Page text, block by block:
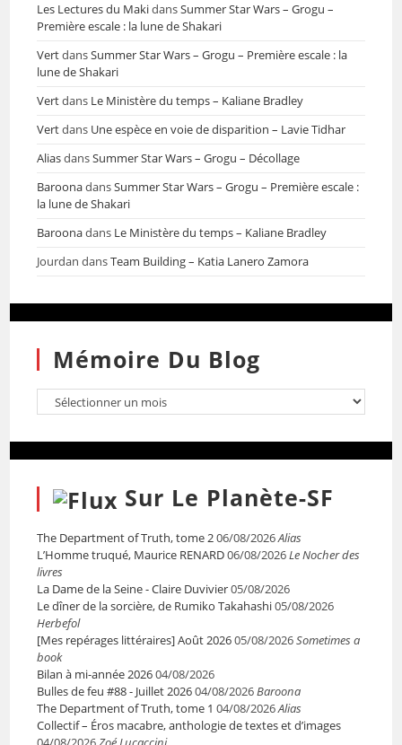
Les Lectures du MakidansSummer Star Wars – Grogu –
Première escale : la lune de Shakari
VertdansSummer Star Wars – Grogu – Première escale : la
lune de Shakari
Vertdans Le Ministère du temps – Kaliane Bradley
Vertdans Une espèce en voie de disparition – Lavie Tidhar
AliasdansSummer Star Wars – Grogu – Décollage
BaroonadansSummer Star Wars – Grogu – Première escale :
la lune de Shakari
Baroonadans Le Ministère du temps – Kaliane Bradley
Jourdan dansTeam Building – Katia Lanero Zamora
Mémoire Du Blog
Sur Le Planète-SF
The Department of Truth, tome 206/08/2026Alias
L’Homme truqué, Maurice RENARD06/08/2026Le Nocher des
livres
La Dame de la Seine - Claire Duvivier05/08/2026
Le dîner de la sorcière, de Rumiko Takahashi05/08/2026
Herbefol
[Mes repérages littéraires] Août 202605/08/2026Sometimes a
book
Bilan à mi-année 202604/08/2026
Bulles de feu #88 - Juillet 202604/08/2026Baroona
The Department of Truth, tome 1 04/08/2026Alias
Collectif – Éros macabre, anthologie de textes et d’images